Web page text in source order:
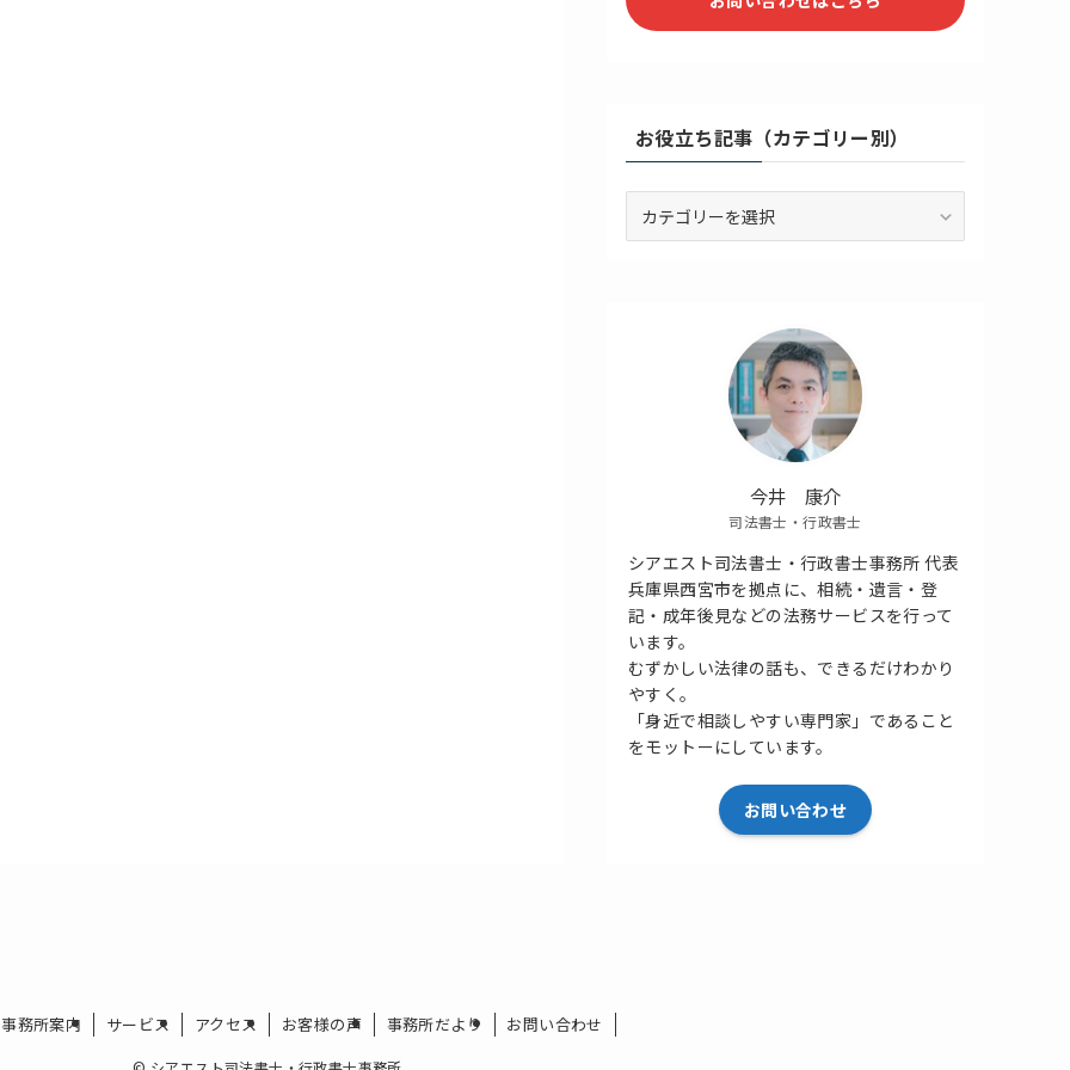
お役立ち記事（カテゴリー別）
今井 康介
司法書士・行政書士
シアエスト司法書士・行政書士事務所 代表
兵庫県西宮市を拠点に、相続・遺言・登
記・成年後見などの法務サービスを行って
います。
むずかしい法律の話も、できるだけわかり
やすく。
「身近で相談しやすい専門家」であること
をモットーにしています。
お問い合わせ
事務所案内 サービス アクセス お客様の声 事務所だより お問い合わせ